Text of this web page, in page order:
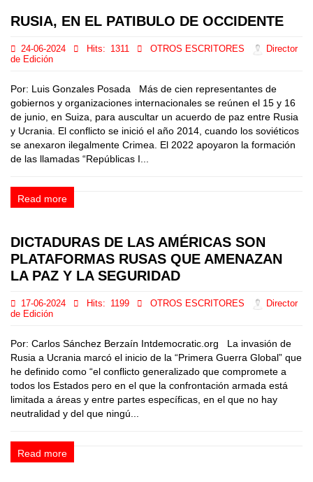
RUSIA, EN EL PATIBULO DE OCCIDENTE
24-06-2024 Hits: 1311 OTROS ESCRITORES
Director
de Edición
Por: Luis Gonzales Posada Más de cien representantes de
gobiernos y organizaciones internacionales se reúnen el 15 y 16
de junio, en Suiza, para auscultar un acuerdo de paz entre Rusia
y Ucrania. El conflicto se inició el año 2014, cuando los soviéticos
se anexaron ilegalmente Crimea. El 2022 apoyaron la formación
de las llamadas “Repúblicas I...
Read more
DICTADURAS DE LAS AMÉRICAS SON
PLATAFORMAS RUSAS QUE AMENAZAN
LA PAZ Y LA SEGURIDAD
17-06-2024 Hits: 1199 OTROS ESCRITORES
Director
de Edición
Por: Carlos Sánchez Berzaín Intdemocratic.org La invasión de
Rusia a Ucrania marcó el inicio de la “Primera Guerra Global” que
he definido como “el conflicto generalizado que compromete a
todos los Estados pero en el que la confrontación armada está
limitada a áreas y entre partes específicas, en el que no hay
neutralidad y del que ningú...
Read more